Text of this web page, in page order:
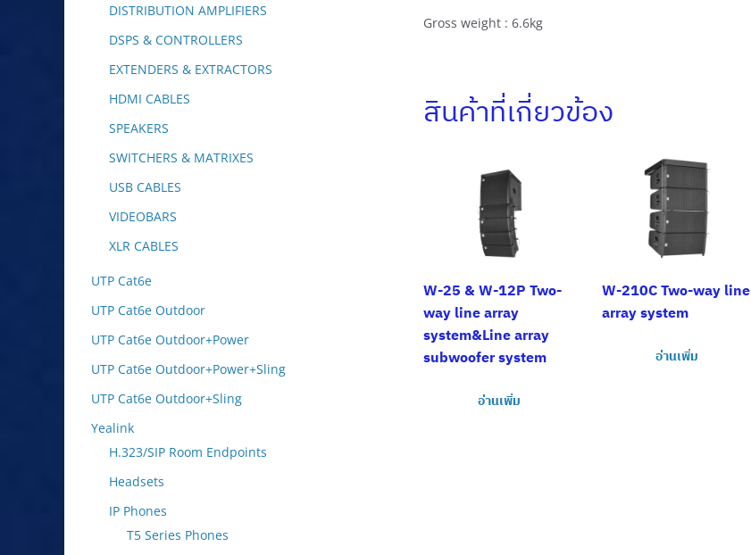
Gross weight : 6.6kg
สินค้าที่เกี่ยวข้อง
W-25 & W-12P Two-
way line array
system&Line array
subwoofer system
อ่านเพิ่ม
W-210C Two-way line
array system
อ่านเพิ่ม
DISTRIBUTION AMPLIFIERS
DSPS & CONTROLLERS
EXTENDERS & EXTRACTORS
HDMI CABLES
SPEAKERS
SWITCHERS & MATRIXES
USB CABLES
VIDEOBARS
XLR CABLES
UTP Cat6e
UTP Cat6e Outdoor
UTP Cat6e Outdoor+Power
UTP Cat6e Outdoor+Power+Sling
UTP Cat6e Outdoor+Sling
Yealink
H.323/SIP Room Endpoints
Headsets
IP Phones
T5 Series Phones